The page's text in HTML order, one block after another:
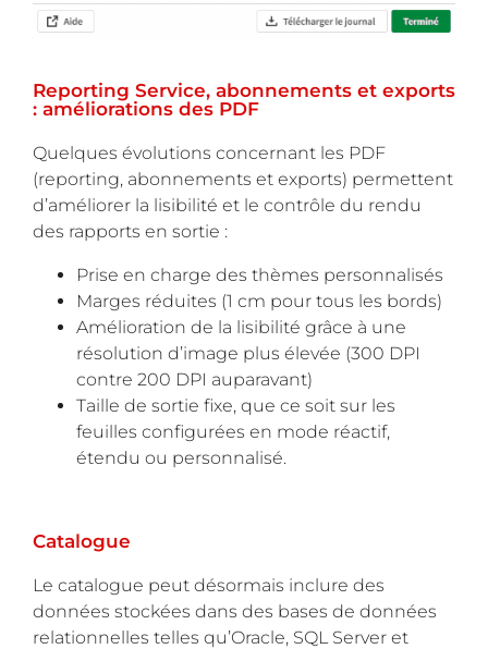
Reporting Service, abonnements et exports
: améliorations des PDF
Quelques évolutions concernant les PDF
(reporting, abonnements et exports) permettent
d’améliorer la lisibilité et le contrôle du rendu
des rapports en sortie :
Prise en charge des thèmes personnalisés
Marges réduites (1 cm pour tous les bords)
Amélioration de la lisibilité grâce à une
résolution d’image plus élevée (300 DPI
contre 200 DPI auparavant)
Taille de sortie fixe, que ce soit sur les
feuilles configurées en mode réactif,
étendu ou personnalisé.
Catalogue
Le catalogue peut désormais inclure des
données stockées dans des bases de données
relationnelles telles qu’Oracle, SQL Server et